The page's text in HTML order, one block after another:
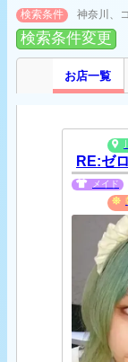
検索条件 神奈川、
検索条件変更
お店一覧
RE:ゼロ
メイド